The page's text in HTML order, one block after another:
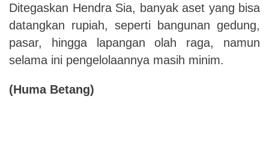
Ditegaskan Hendra Sia, banyak aset yang bisa
datangkan rupiah, seperti bangunan gedung,
pasar, hingga lapangan olah raga, namun
selama ini pengelolaannya masih minim.
(Huma Betang)